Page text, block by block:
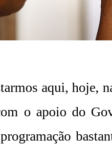
aqui, hoje,
o apoio do